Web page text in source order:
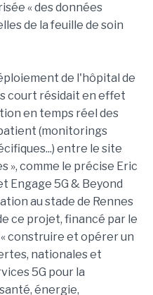
« des données
de la feuille de soin
de l'hôpital de
court résidait en effet
en temps réel des
(monitorings
entre le site
», comme le précise Eric
Engage 5G & Beyond
au stade de Rennes
ce projet, financé par le
« construire et opérer un
nationales et
5G pour la
énergie,